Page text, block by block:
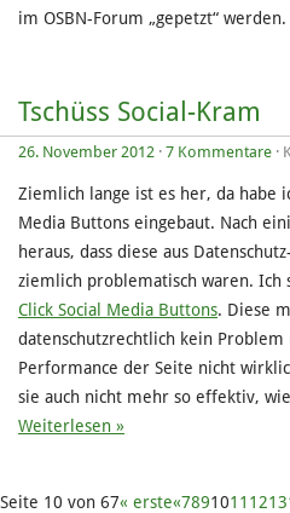
im OSBN-Forum „gepetzt“ werden.
Tschüss Social-Kram
26. November 2012 · 7 Kommentare ·
Ziemlich lange ist es her, da habe
Media Buttons eingebaut. Nach
heraus, dass diese aus
ziemlich problematisch waren. Ich
Click Social Media Buttons. Diese
datenschutzrechtlich kein
Performance der Seite nicht
sie auch nicht mehr so effektiv,
Weiterlesen »
Seite 10 von 67« erste«7891011 1213